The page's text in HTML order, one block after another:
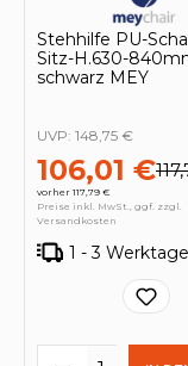
Stehhilfe PU-
Sitz-H.630-
schwarz MEY
106,01 €
vorher 117,79 €
UVP: 148,75 €
Preise inkl. MwSt., ggf. zzgl.
Versandkosten
1 - 3 Werktage